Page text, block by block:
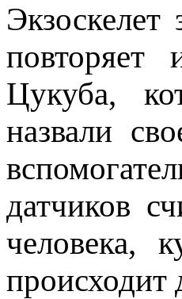
повторяет
Цукуба,
назвали
датчиков
человека,
происходит